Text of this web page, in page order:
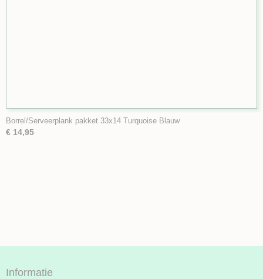
Borrel/Serveerplank pakket 33x14 Turquoise Blauw
€ 14,95
Informatie